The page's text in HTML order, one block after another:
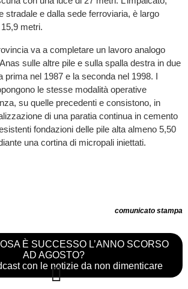
stradale e dalla sede ferroviaria, è largo
metri.
va a completare un lavoro analogo
sulle altre pile e sulla spalla destra in due
prima nel 1987 e la seconda nel 1998. I
le stesse modalità operative
su quelle precedenti e consistono, in
di una paratia continua in cemento
fondazioni delle pile alta almeno 5,50
una cortina di micropali iniettati.
comunicato stampa
È SUCCESSO L’ANNO SCORSO
AD AGOSTO?
con le notizie da non dimenticare